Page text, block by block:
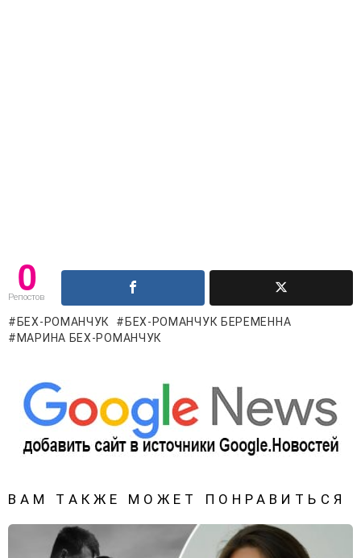
0
Репостов
БЕХ-РОМАНЧУК
БЕХ-РОМАНЧУК БЕРЕМЕННА
МАРИНА БЕХ-РОМАНЧУК
ВАМ ТАКЖЕ МОЖЕТ ПОНРАВИТЬСЯ